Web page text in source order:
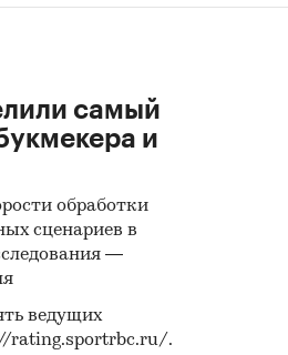
самый
и
обработки
сценариев в
—
ведущих
rating.sportrbc.ru/.